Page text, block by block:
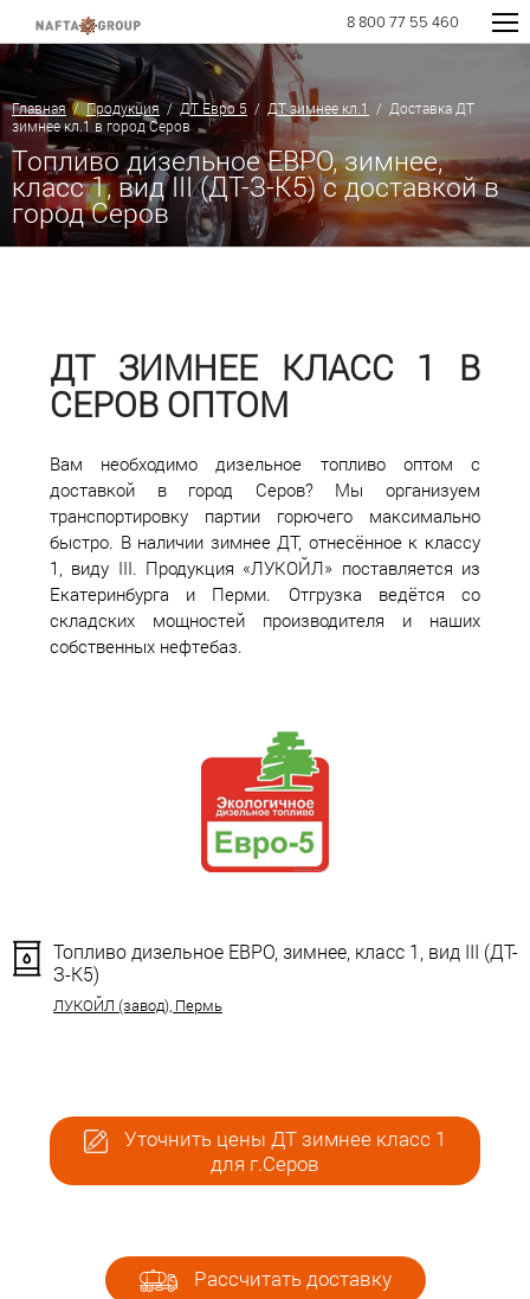
8 800 77 55 460
Главная/Продукция/ДТ Евро 5 / ДТ зимнее кл.1
/ Доставка ДТ
зимнее кл.1 в город Серов
Топливо дизельное ЕВРО, зимнее,
класс 1, вид III (ДТ-З-К5) с доставкой в
город Серов
ДТ ЗИМНЕЕ КЛАСС 1 В
СЕРОВ ОПТОМ
Вам необходимо дизельное топливо оптом с
доставкой в город Серов? Мы организуем
транспортировку партии горючего максимально
быстро. В наличии зимнее ДТ, отнесённое к классу
1, виду III. Продукция «ЛУКОЙЛ» поставляется из
Екатеринбурга и Перми. Отгрузка ведётся со
складских мощностей производителя и наших
собственных нефтебаз.
Топливо дизельное ЕВРО, зимнее, класс 1, вид III (ДТ-
З-К5)
ЛУКОЙЛ (завод), Пермь
Уточнить цены ДТ зимнее класс 1
для г.Серов
Рассчитать доставку